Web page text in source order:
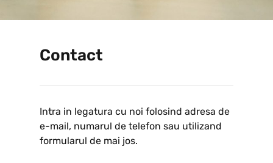
Contact
Intra in legatura cu noi folosind adresa de
e-mail, numarul de telefon sau utilizand
formularul de mai jos.